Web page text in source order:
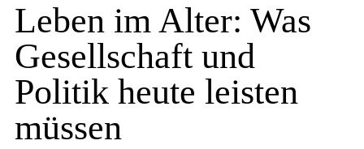
Leben im Alter: Was
Gesellschaft und
Politik heute leisten
müssen